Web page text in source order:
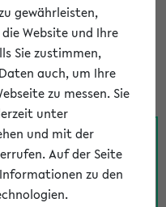
am eKVV.
aus:
und alle weiteren
zu nutzen,
über Ihr Uni
gewährleisten,
Website und Ihre
Sie zustimmen,
auch, um Ihre
zu messen. Sie
unter
und mit der
Auf der Seite
zu den